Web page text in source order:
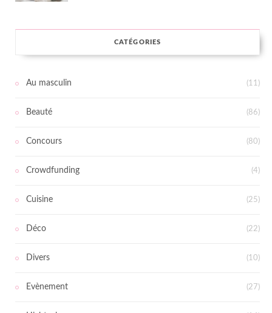
CATÉGORIES
Au masculin (11)
Beauté (86)
Concours (80)
Crowdfunding (4)
Cuisine (25)
Déco (22)
Divers (10)
Evènement (27)